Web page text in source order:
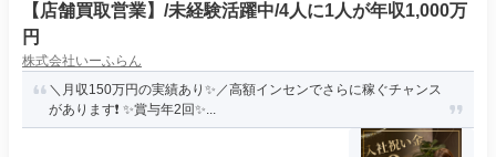
【店舗買取営業】/未経験活躍中/4人に1人が年収1,000万
円
株式会社いーふらん
＼月収150万円の実績あり✨／高額インセンでさらに稼ぐチャンス
があります❗ ✨賞与年2回✨...